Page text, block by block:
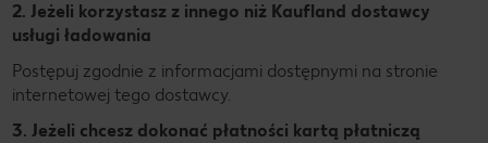
2. Jeżeli korzystasz z innego niż Kaufland dostawcy
usługi ładowania
Postępuj zgodnie z informacjami dostępnymi na stronie
internetowej tego dostawcy.
3. Jeżeli chcesz dokonać płatności kartą płatniczą